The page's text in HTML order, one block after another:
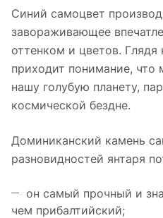
Синий самоцвет
завораживающее
оттенком и цветов. Глядя
приходит понимание, что
нашу голубую планету,
космической бездне.
Доминиканский камень
разновидностей янтаря
он самый прочный и
чем прибалтийский;